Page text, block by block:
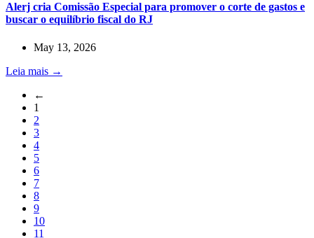
Alerj cria Comissão Especial para promover o corte de gastos e
buscar o equilíbrio fiscal do RJ
May 13, 2026
Leia mais →
←
1
2
3
4
5
6
7
8
9
10
11